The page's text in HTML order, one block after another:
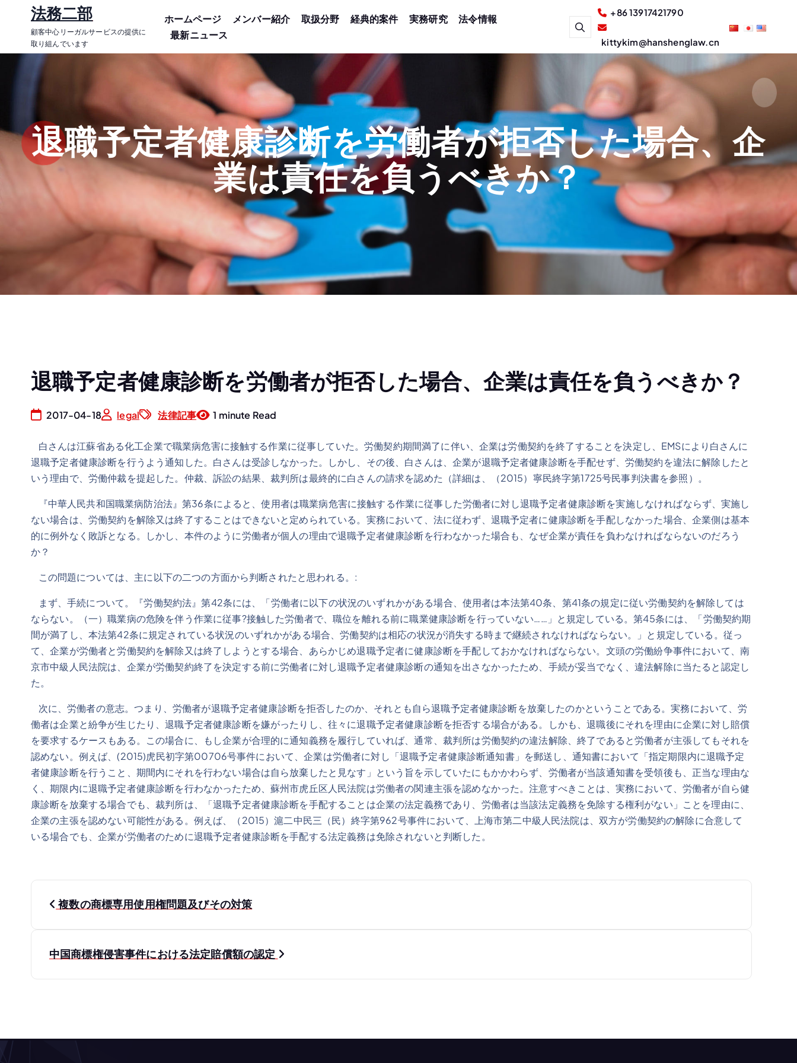
ン
ッ
法務二部
顧客中心リーガルサービスの提供に
取り組んでいます
ホームページ メンバー紹介 取扱分野 経典的案件 実務研究
法令情報
最新ニュース
+86 13917421790
kittykim@hanshenglaw.cn
退職予定者健康診断を労働者が拒否した場合、企
業は責任を負うべきか？
退職予定者健康診断を労働者が拒否した場合、企業は責任を負うべきか？
2017-04-18 legal 法律記事 1 minute Read
白さんは江蘇省ある化工企業で職業病危害に接触する作業に従事していた。労働契約期間満了に伴い、企業は労働契約を終了することを決定し、EMSにより白さんに
退職予定者健康診断を行うよう通知した。白さんは受診しなかった。しかし、その後、白さんは、企業が退職予定者健康診断を手配せず、労働契約を違法に解除したと
いう理由で、労働仲裁を提起した。仲裁、訴訟の結果、裁判所は最終的に白さんの請求を認めた（詳細は、（2015）寧民終字第1725号民事判決書を参照）。
『中華人民共和国職業病防治法』第36条によると、使用者は職業病危害に接触する作業に従事した労働者に対し退職予定者健康診断を実施しなければならず、実施し
ない場合は、労働契約を解除又は終了することはできないと定められている。実務において、法に従わず、退職予定者に健康診断を手配しなかった場合、企業側は基本
的に例外なく敗訴となる。しかし、本件のように労働者が個人の理由で退職予定者健康診断を行わなかった場合も、なぜ企業が責任を負わなければならないのだろう
か？
この問題については、主に以下の二つの方面から判断されたと思われる。:
まず、手続について。『労働契約法』第42条には、「労働者に以下の状況のいずれかがある場合、使用者は本法第40条、第41条の規定に従い労働契約を解除しては
ならない。（一）職業病の危険を伴う作業に従事?接触した労働者で、職位を離れる前に職業健康診断を行っていない……」と規定している。第45条には、「労働契約期
間が満了し、本法第42条に規定されている状況のいずれかがある場合、労働契約は相応の状況が消失する時まで継続されなければならない。」と規定している。従っ
て、企業が労働者と労働契約を解除又は終了しようとする場合、あらかじめ退職予定者に健康診断を手配しておかなければならない。文頭の労働紛争事件において、南
京市中級人民法院は、企業が労働契約終了を決定する前に労働者に対し退職予定者健康診断の通知を出さなかったため、手続が妥当でなく、違法解除に当たると認定し
た。
次に、労働者の意志。つまり、労働者が退職予定者健康診断を拒否したのか、それとも自ら退職予定者健康診断を放棄したのかということである。実務において、労
働者は企業と紛争が生じたり、退職予定者健康診断を嫌がったりし、往々に退職予定者健康診断を拒否する場合がある。しかも、退職後にそれを理由に企業に対し賠償
を要求するケースもある。この場合に、もし企業が合理的に通知義務を履行していれば、通常、裁判所は労働契約の違法解除、終了であると労働者が主張してもそれを
認めない。例えば、(2015)虎民初字第00706号事件において、企業は労働者に対し「退職予定者健康診断通知書」を郵送し、通知書において「指定期限内に退職予定
者健康診断を行うこと、期間内にそれを行わない場合は自ら放棄したと見なす」という旨を示していたにもかかわらず、労働者が当該通知書を受領後も、正当な理由な
く、期限内に退職予定者健康診断を行わなかったため、蘇州市虎丘区人民法院は労働者の関連主張を認めなかった。注意すべきことは、実務において、労働者が自ら健
康診断を放棄する場合でも、裁判所は、「退職予定者健康診断を手配することは企業の法定義務であり、労働者は当該法定義務を免除する権利がない」ことを理由に、
企業の主張を認めない可能性がある。例えば、（2015）滬二中民三（民）終字第962号事件において、上海市第二中級人民法院は、双方が労働契約の解除に合意して
いる場合でも、企業が労働者のために退職予定者健康診断を手配する法定義務は免除されないと判断した。
投
ナ
複数の商標専用使用権問題及びその対策
中国商標権侵害事件における法定賠償額の認定